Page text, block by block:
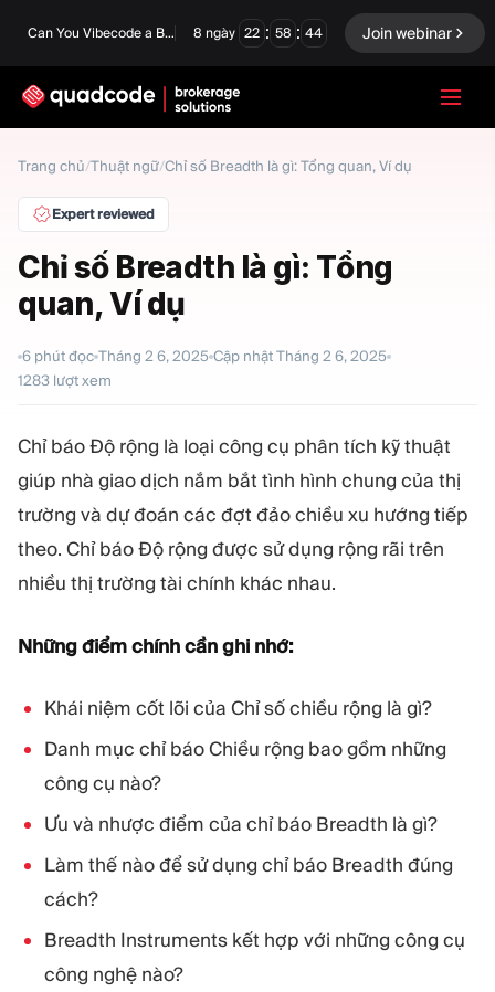
Can You Vibecode a Brokerage Platform? 8 ngày 22 : 58 : 43 Join webinar
Trang chủ/Thuật ngữ/Chỉ số Breadth là gì: Tổng quan, Ví dụ
Expert reviewed
Chỉ số Breadth là gì: Tổng
quan, Ví dụ
6 phút đọc Tháng 2 6, 2025 Cập nhậtTháng 2 6, 2025
1283 lượt xem
Chỉ báo Độ rộng là loại công cụ phân tích kỹ thuật
giúp nhà giao dịch nắm bắt tình hình chung của thị
trường và dự đoán các đợt đảo chiều xu hướng tiếp
theo. Chỉ báo Độ rộng được sử dụng rộng rãi trên
nhiều thị trường tài chính khác nhau.
Những điểm chính cần ghi nhớ:
Khái niệm cốt lõi của Chỉ số chiều rộng là gì?
Danh mục chỉ báo Chiều rộng bao gồm những
công cụ nào?
Ưu và nhược điểm của chỉ báo Breadth là gì?
Làm thế nào để sử dụng chỉ báo Breadth đúng
cách?
Breadth Instruments kết hợp với những công cụ
công nghệ nào?
Tiếng Việt
Giải pháp chìa khóa trao
Ngoại hối/CFD
Sàn giao dịch và Thanh
Sàn giao dịch Hậu cần
Hướng dẫn tiếp thị
Thuật ngữ
Công cụ tính lợi nhuận
Kế hoạch kinh doanh
Giới thiệu về Quadcode
Sự kiện
Tin tức công ty